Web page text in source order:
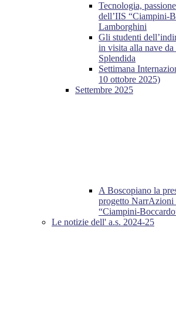
Tecnologia,
dell’IIS “Ciampini-
Lamborghini
Gli studenti
in visita alla nave
Splendida
Settimana
10 ottobre 2025)
Settembre 2025
A Boscopiano la
progetto NarrAzioni
“Ciampini-
Le notizie dell' a.s. 2024-25